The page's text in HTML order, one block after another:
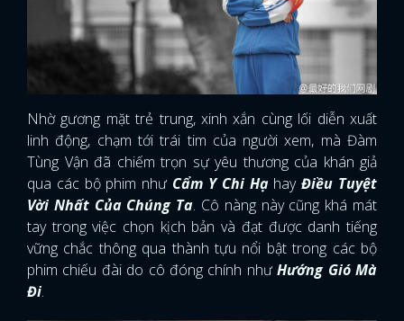
Nhờ gương mặt trẻ trung, xinh xắn cùng lối diễn xuất
linh động, chạm tới trái tim của người xem, mà Đàm
Tùng Vận đã chiếm trọn sự yêu thương của khán giả
qua các bộ phim như Cẩm Y Chi HạhayĐiều Tuyệt
Vời Nhất Của Chúng Ta. Cô nàng này cũng khá mát
tay trong việc chọn kịch bản và đạt được danh tiếng
vững chắc thông qua thành tựu nổi bật trong các bộ
phim chiếu đài do cô đóng chính nhưHướng Gió Mà
Đi.